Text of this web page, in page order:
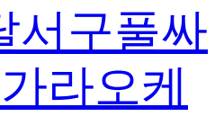
서구풀싸
라오케